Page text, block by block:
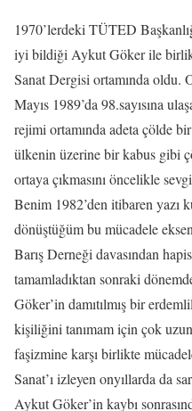
1970’lerdeki TÜTED
iyi bildiği Aykut Göker ile
Sanat Dergisi ortamında oldu.
Mayıs 1989’da 98.sayısına
rejimi ortamında adeta çölde
ülkenin üzerine bir kabus gibi
ortaya çıkmasını öncelikle
Benim 1982’den itibaren yazı
dönüştüğüm bu mücadele
Barış Derneği davasından
tamamladıktan sonraki
Göker’in damıtılmış bir
kişiliğini tanımam için çok
faşizmine karşı birlikte
Sanat’ı izleyen onyıllarda da
Aykut Göker’in kaybı